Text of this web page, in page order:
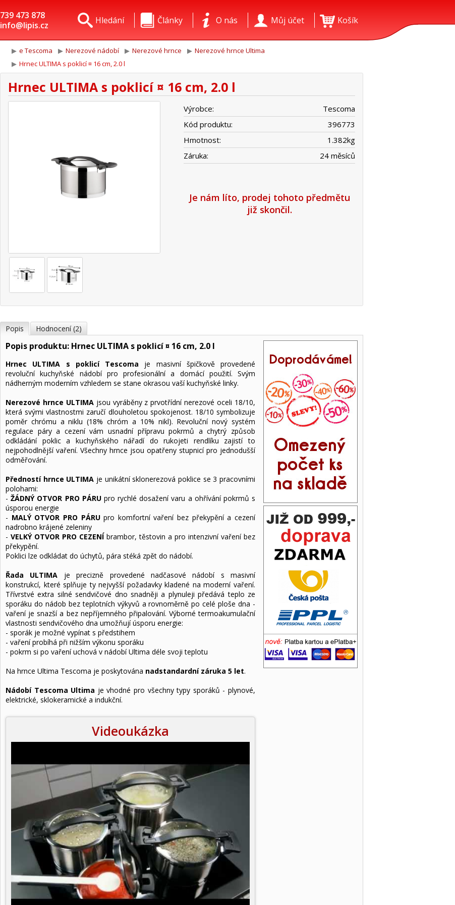
739 473 878
info@lipis.cz
Košík
Můj účet
O nás
Články
Hledání
e Tescoma Nerezové nádobí Nerezové hrnce
Nerezové hrnce Ultima
Hrnec ULTIMA s poklicí ¤ 16 cm, 2.0 l
Hrnec ULTIMA s poklicí ¤ 16 cm, 2.0 l
Výrobce:
Tescoma
Kód produktu:
396773
Hmotnost:
1.382kg
Záruka:
24 měsíců
Je nám líto, prodej tohoto předmětu
již skončil.
Popis Hodnocení (2)
Popis produktu: Hrnec ULTIMA s poklicí ¤ 16 cm, 2.0 l
Hrnec ULTIMA s poklicí Tescoma je masivní špičkově provedené
revoluční kuchyňské nádobí pro profesionální a domácí použití. Svým
nádherným moderním vzhledem se stane okrasou vaší kuchyňské linky.
Nerezové hrnce ULTIMAjsou vyráběny z prvotřídní nerezové oceli 18/10,
která svými vlastnostmi zaručí dlouholetou spokojenost. 18/10 symbolizuje
poměr chrómu a niklu (18% chróm a 10% nikl). Revoluční nový systém
regulace páry a cezení vám usnadní přípravu pokrmů a chytrý způsob
odkládání poklic a kuchyňského nářadí do rukojeti rendlíku zajistí to
nejpohodlnější vaření. Všechny hrnce jsou opatřeny stupnicí pro jednodušší
odměřování.
Předností hrnce ULTIMA je unikátní sklonerezová poklice se 3 pracovními
polohami:
-ŽÁDNÝ OTVOR PRO PÁRUpro rychlé dosažení varu a ohřívání pokrmů s
úsporou energie
- MALÝ OTVOR PRO PÁRUpro komfortní vaření bez překypění a cezení
nadrobno krájené zeleniny
- VELKÝ OTVOR PRO CEZENÍbrambor, těstovin a pro intenzivní vaření bez
překypění.
Poklici lze odkládat do úchytů, pára stéká zpět do nádobí.
Řada ULTIMA je precizně provedené nadčasové nádobí s masivní
konstrukcí, které splňuje ty nejvyšší požadavky kladené na moderní vaření.
Třívrstvé extra silné sendvičové dno snadněji a plynuleji předává teplo ze
sporáku do nádob bez teplotních výkyvů a rovnoměrně po celé ploše dna -
vaření je snazší a bez nepříjemného připalování. Výborné termoakumulační
vlastnosti sendvičového dna umožňují úsporu energie:
- sporák je možné vypínat s předstihem
- vaření probíhá při nižším výkonu sporáku
- pokrm si po vaření uchová v nádobí Ultima déle svoji teplotu
Na hrnce Ultima Tescoma je poskytována nadstandardní záruka 5 let.
Nádobí Tescoma Ultima je vhodné pro všechny typy sporáků - plynové,
elektrické, sklokeramické a indukční.
Videoukázka